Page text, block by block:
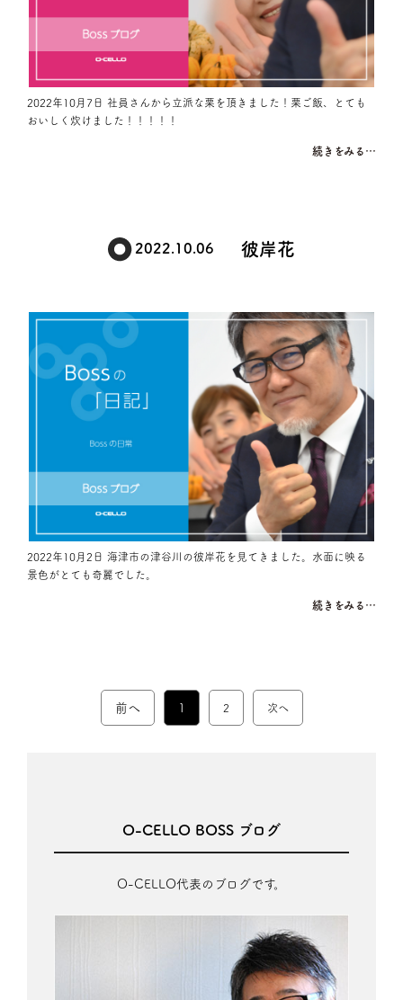
2022年10月7日 社員さんから立派な栗を頂きました！栗ご飯、とても
おいしく炊けました！！！！！
続きをみる…
2022.10.06 彼岸花
2022年10月2日 海津市の津谷川の彼岸花を見てきました。水面に映る
景色がとても奇麗でした。
続きをみる…
前へ 1 2 次へ
O-CELLO BOSS ブログ
O-CELLO代表のブログです。